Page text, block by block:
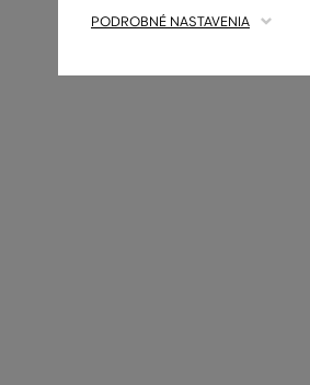
PODROBNÉ NASTAVENIA